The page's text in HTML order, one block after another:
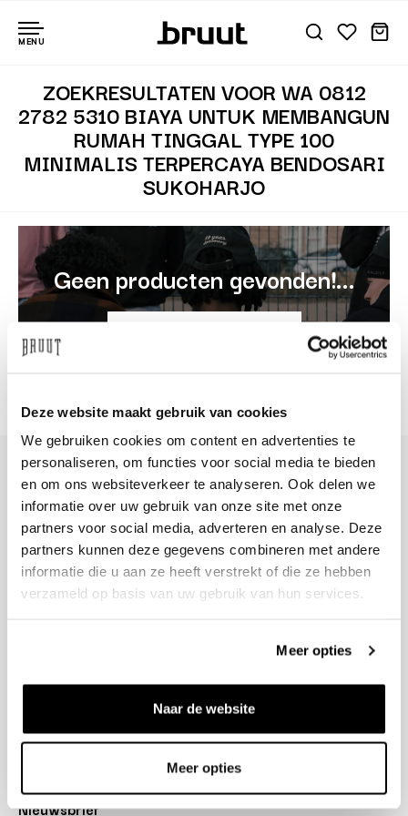
Deze website maakt gebruik van cookies
We gebruiken cookies om content en advertenties te
personaliseren, om functies voor social media te bieden
en om ons websiteverkeer te analyseren. Ook delen we
informatie over uw gebruik van onze site met onze
partners voor social media, adverteren en analyse. Deze
partners kunnen deze gegevens combineren met andere
informatie die u aan ze heeft verstrekt of die ze hebben
verzameld op basis van uw gebruik van hun services.
Meer opties
Naar de website
Meer opties
MENU
ZOEKRESULTATEN VOOR WA 0812
2782 5310 BIAYA UNTUK MEMBANGUN
RUMAH TINGGAL TYPE 100
MINIMALIS TERPERCAYA BENDOSARI
SUKOHARJO
Geen producten gevonden!...
+31 23 205 2006
info@bruut.nl
Contact Formulier
Open tot 18:00
Over ons
Nieuwsbrief